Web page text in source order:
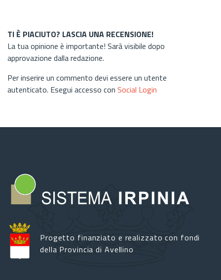
TI È PIACIUTO? LASCIA UNA RECENSIONE!
La tua opinione è importante! Sarà visibile dopo
approvazione dalla redazione.
Per inserire un commento devi essere un utente
autenticato. Esegui accesso con Social Login
Progetto finanziato e realizzato con fondi
della Provincia di Avellino